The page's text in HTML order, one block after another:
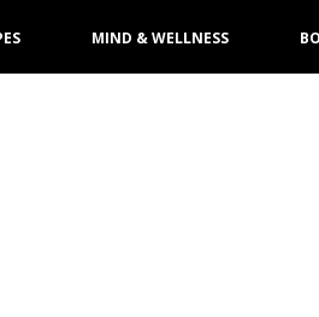
MIND & WELLNESS